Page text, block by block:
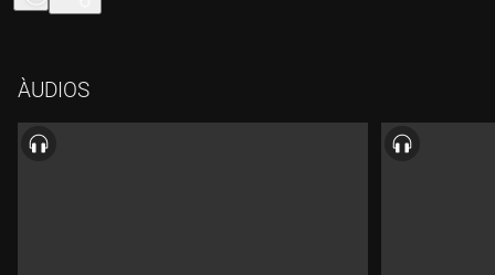
poma de Newton".
ÀUDIOS